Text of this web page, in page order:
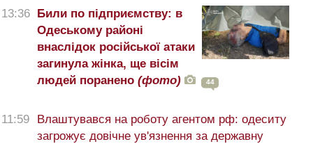
13:36 Били по підприємству: в
Одеському районі
внаслідок російської атаки
загинула жінка, ще вісім
людей поранено (фото) 44
11:59
Влаштувався на роботу агентом рф: одеситу
загрожує довічне ув'язнення за державну